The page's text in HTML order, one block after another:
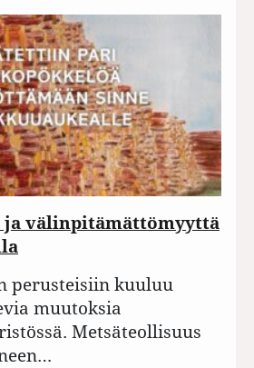
välinpitämättömyyttä
perusteisiin kuuluu
muutoksia
Metsäteollisuus